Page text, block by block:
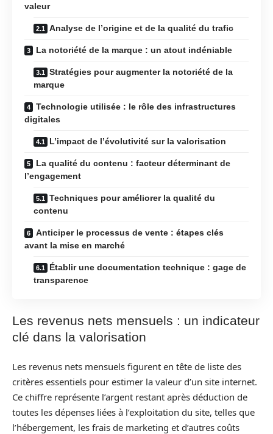
valeur
Analyse de l’origine et de la qualité du trafic
La notoriété de la marque : un atout indéniable
Stratégies pour augmenter la notoriété de la
marque
Technologie utilisée : le rôle des infrastructures
digitales
L’impact de l’évolutivité sur la valorisation
La qualité du contenu : facteur déterminant de
l’engagement
Techniques pour améliorer la qualité du
contenu
Anticiper le processus de vente : étapes clés
avant la mise en marché
Établir une documentation technique : gage de
transparence
Les revenus nets mensuels : un indicateur
clé dans la valorisation
Les revenus nets mensuels figurent en tête de liste des
critères essentiels pour estimer la valeur d’un site internet.
Ce chiffre représente l’argent restant après déduction de
toutes les dépenses liées à l’exploitation du site, telles que
l’hébergement, les frais de marketing et d’autres coûts